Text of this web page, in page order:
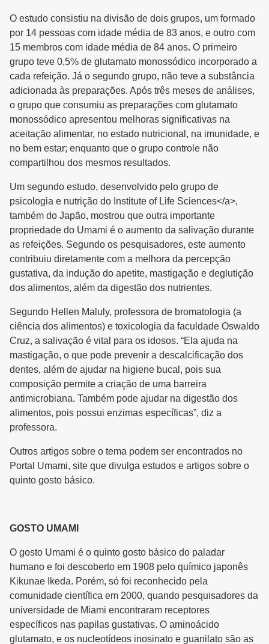
O estudo consistiu na divisão de dois grupos, um formado
por 14 pessoas com idade média de 83 anos, e outro com
15 membros com idade média de 84 anos. O primeiro
grupo teve 0,5% de glutamato monossódico incorporado a
cada refeição. Já o segundo grupo, não teve a substância
adicionada às preparações. Após três meses de análises,
o grupo que consumiu as preparações com glutamato
monossódico apresentou melhoras significativas na
aceitação alimentar, no estado nutricional, na imunidade, e
no bem estar; enquanto que o grupo controle não
compartilhou dos mesmos resultados.
Um segundo estudo, desenvolvido pelo grupo de
psicologia e nutrição do Institute of Life Sciences</a>,
também do Japão, mostrou que outra importante
propriedade do Umami é o aumento da salivação durante
as refeições. Segundo os pesquisadores, este aumento
contribuiu diretamente com a melhora da percepção
gustativa, da indução do apetite, mastigação e deglutição
dos alimentos, além da digestão dos nutrientes.
Segundo Hellen Maluly, professora de bromatologia (a
ciência dos alimentos) e toxicologia da faculdade Oswaldo
Cruz, a salivação é vital para os idosos. “Ela ajuda na
mastigação, o que pode prevenir a descalcificação dos
dentes, além de ajudar na higiene bucal, pois sua
composição permite a criação de uma barreira
antimicrobiana. Também pode ajudar na digestão dos
alimentos, pois possui enzimas específicas”, diz a
professora.
Outros artigos sobre o tema podem ser encontrados no
Portal Umami, site que divulga estudos e artigos sobre o
quinto gosto básico.
GOSTO UMAMI
O gosto Umami é o quinto gosto básico do paladar
humano e foi descoberto em 1908 pelo químico japonês
Kikunae Ikeda. Porém, só foi reconhecido pela
comunidade científica em 2000, quando pesquisadores da
universidade de Miami encontraram receptores
específicos nas papilas gustativas. O aminoácido
glutamato, e os nucleotídeos inosinato e guanilato são as